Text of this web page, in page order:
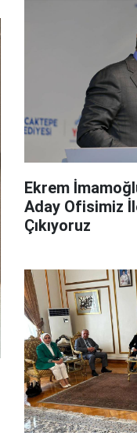
Ekrem
Aday Ofisimiz
Çıkıyoruz